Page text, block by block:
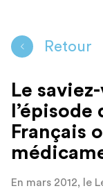
Retour
Le
Français
En mars 2012, le